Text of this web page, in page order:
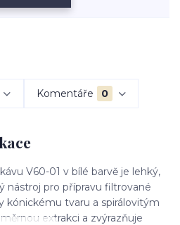
Komentáře 0
V60-01 v bílé barvě je lehký,
nástroj pro přípravu filtrované
kónickému tvaru a spirálovitým
extrakci a zvýrazňuje